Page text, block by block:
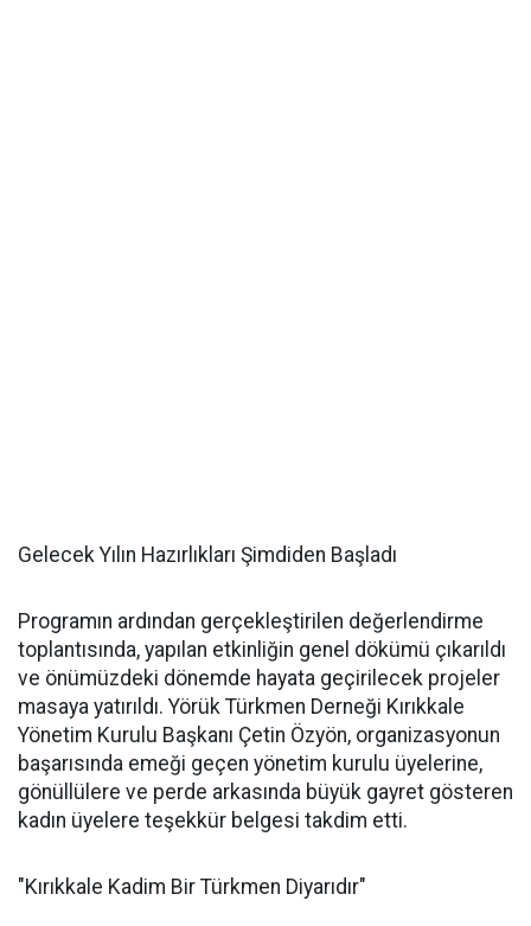
Gelecek Yılın Hazırlıkları Şimdiden Başladı
Programın ardından gerçekleştirilen değerlendirme
toplantısında, yapılan etkinliğin genel dökümü çıkarıldı
ve önümüzdeki dönemde hayata geçirilecek projeler
masaya yatırıldı. Yörük Türkmen Derneği Kırıkkale
Yönetim Kurulu Başkanı Çetin Özyön, organizasyonun
başarısında emeği geçen yönetim kurulu üyelerine,
gönüllülere ve perde arkasında büyük gayret gösteren
kadın üyelere teşekkür belgesi takdim etti.
"Kırıkkale Kadim Bir Türkmen Diyarıdır"